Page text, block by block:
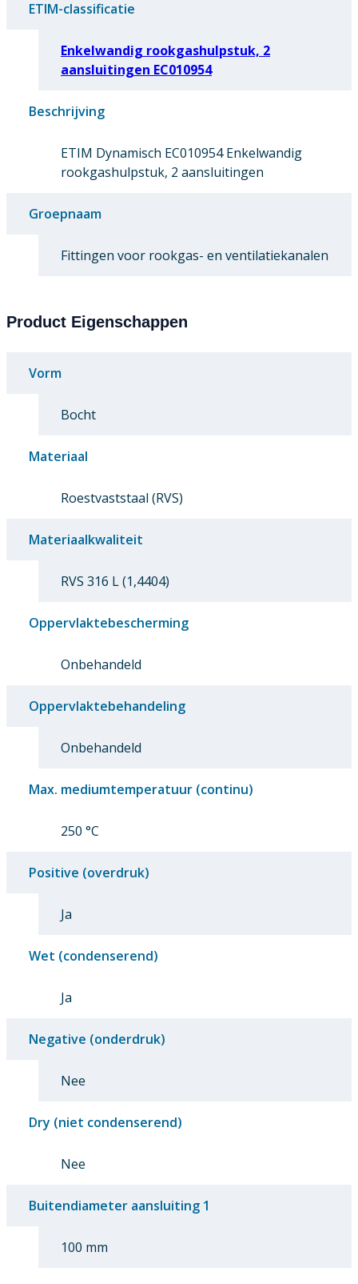
ETIM-classificatie
Enkelwandig rookgashulpstuk, 2
aansluitingen EC010954
Beschrijving
ETIM Dynamisch EC010954 Enkelwandig
rookgashulpstuk, 2 aansluitingen
Groepnaam
Fittingen voor rookgas- en ventilatiekanalen
Product Eigenschappen
Vorm
Bocht
Materiaal
Roestvaststaal (RVS)
Materiaalkwaliteit
RVS 316 L (1,4404)
Oppervlaktebescherming
Onbehandeld
Oppervlaktebehandeling
Onbehandeld
Max. mediumtemperatuur (continu)
250 °C
Positive (overdruk)
Ja
Wet (condenserend)
Ja
Negative (onderdruk)
Nee
Dry (niet condenserend)
Nee
Buitendiameter aansluiting 1
100 mm